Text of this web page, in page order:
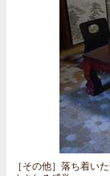
［その他］ 落ち着い